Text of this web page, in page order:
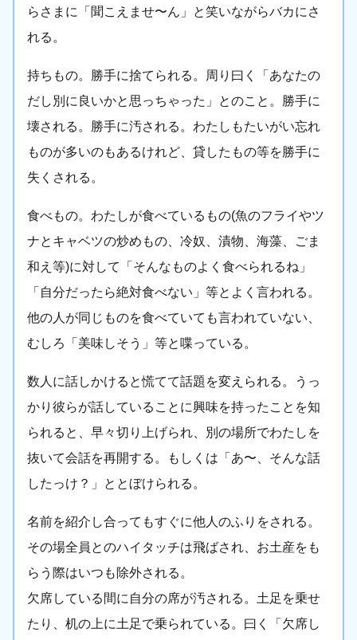
らさまに「聞こえませ〜ん」と笑いながらバカにさ
れる。
持ちもの。勝手に捨てられる。周り曰く「あなたの
だし別に良いかと思っちゃった」とのこと。勝手に
壊される。勝手に汚される。わたしもたいがい忘れ
ものが多いのもあるけれど、貸したもの等を勝手に
失くされる。
食べもの。わたしが食べているもの(魚のフライやツ
ナとキャベツの炒めもの、冷奴、漬物、海藻、ごま
和え等)に対して「そんなものよく食べられるね」
「自分だったら絶対食べない」等とよく言われる。
他の人が同じものを食べていても言われていない、
むしろ「美味しそう」等と喋っている。
数人に話しかけると慌てて話題を変えられる。うっ
かり彼らが話していることに興味を持ったことを知
られると、早々切り上げられ、別の場所でわたしを
抜いて会話を再開する。もしくは「あ〜、そんな話
したっけ？」ととぼけられる。
名前を紹介し合ってもすぐに他人のふりをされる。
その場全員とのハイタッチは飛ばされ、お土産をも
らう際はいつも除外される。
欠席している間に自分の席が汚される。土足を乗せ
たり、机の上に土足で乗られている。曰く「欠席し